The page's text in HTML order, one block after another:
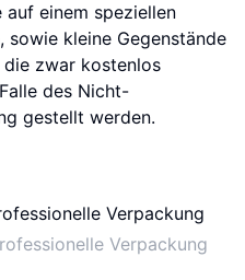
auf einem speziellen
sowie kleine Gegenstände
zwar kostenlos
des Nicht-
gestellt werden.
Verpackung